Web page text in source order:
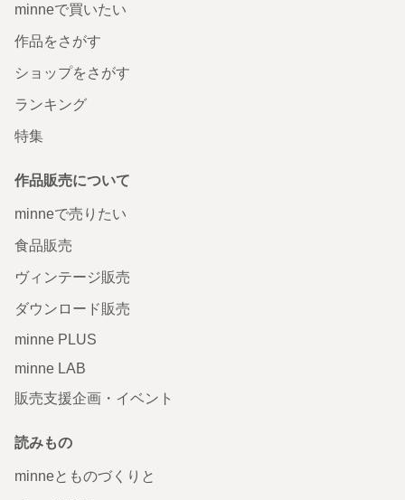
minneで買いたい
作品をさがす
ショップをさがす
ランキング
特集
作品販売について
minneで売りたい
食品販売
ヴィンテージ販売
ダウンロード販売
minne PLUS
minne LAB
販売支援企画・イベント
読みもの
minneとものづくりと